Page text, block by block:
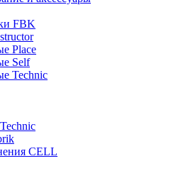
FBK
Place
Self
Technic
CELL